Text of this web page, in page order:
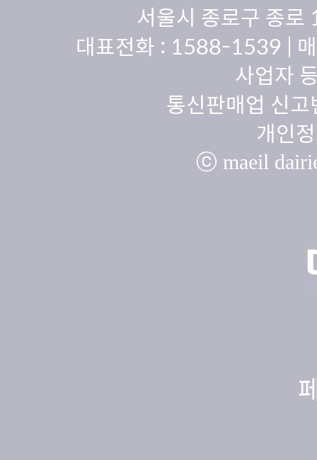
서울시 종로구 종
대표전화 : 1588-1539 |
사업자
통신판매업 신
개인
ⓒ maeil